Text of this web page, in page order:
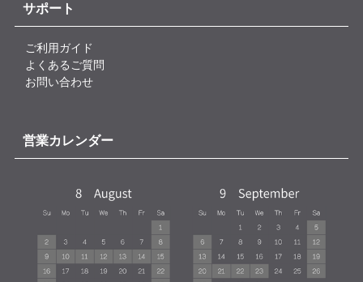
サポート
ご利用ガイド
よくあるご質問
お問い合わせ
営業カレンダー